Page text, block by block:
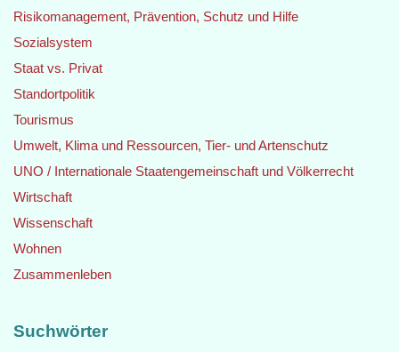
Risikomanagement, Prävention, Schutz und Hilfe
Sozialsystem
Staat vs. Privat
Standortpolitik
Tourismus
Umwelt, Klima und Ressourcen, Tier- und Artenschutz
UNO / Internationale Staatengemeinschaft und Völkerrecht
Wirtschaft
Wissenschaft
Wohnen
Zusammenleben
Suchwörter